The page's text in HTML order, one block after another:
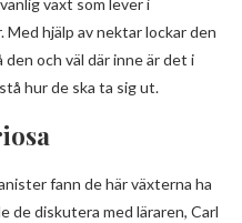
växt som lever i
Med hjälp av nektar lockar den
den och väl där inne är det i
hur de ska ta sig ut.
fann de här växterna ha
de diskutera med läraren, Carl